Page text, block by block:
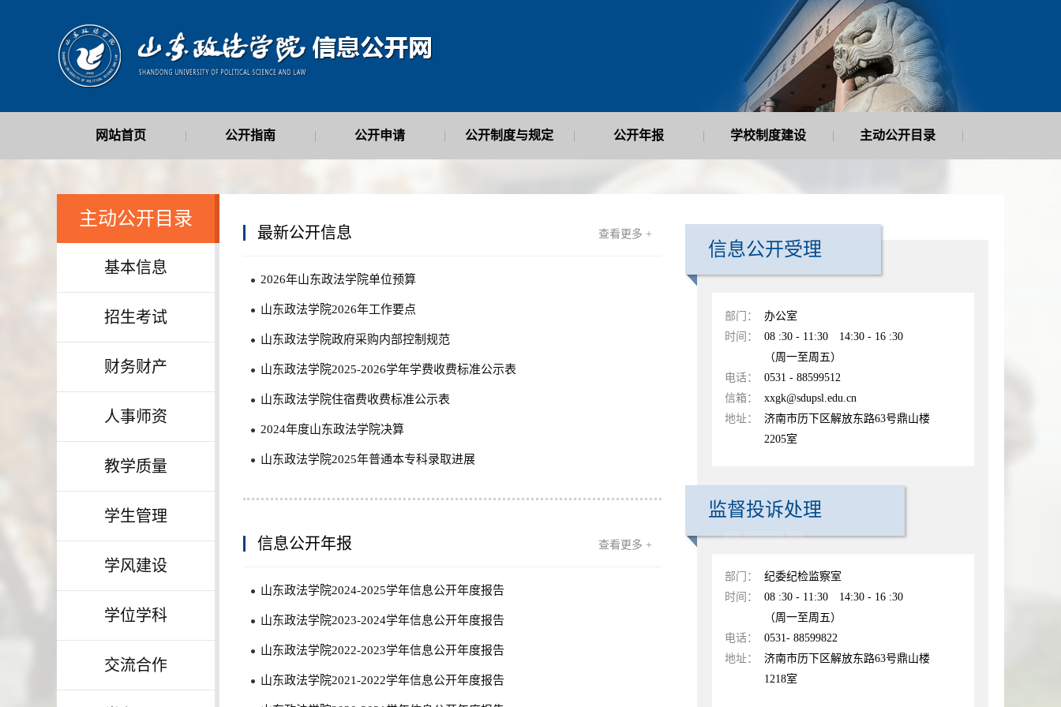
网站首页 公开指南 公开申请 公开制度与规定 公开年报 学校制度建设 主动公开目录
主动公开目录
基本信息
招生考试
财务财产
人事师资
教学质量
学生管理
学风建设
学位学科
交流合作
最新公开信息 查看更多 +
2026年山东政法学院单位预算
山东政法学院2026年工作要点
山东政法学院政府采购内部控制规范
山东政法学院2025-2026学年学费收费标准公示表
山东政法学院住宿费收费标准公示表
2024年度山东政法学院决算
山东政法学院2025年普通本专科录取进展
信息公开年报 查看更多 +
山东政法学院2024-2025学年信息公开年度报告
山东政法学院2023-2024学年信息公开年度报告
山东政法学院2022-2023学年信息公开年度报告
山东政法学院2021-2022学年信息公开年度报告
信息公开受理
部门：
办公室
时间：
08 :30 - 11:30 14:30 - 16 :30
（周一至周五）
电话：
0531 - 88599512
信箱：
xxgk@sdupsl.edu.cn
地址：
济南市历下区解放东路63号鼎山楼
2205室
监督投诉处理
部门：
纪委纪检监察室
时间：
08 :30 - 11:30 14:30 - 16 :30
（周一至周五）
电话：
0531- 88599822
地址：
济南市历下区解放东路63号鼎山楼
1218室